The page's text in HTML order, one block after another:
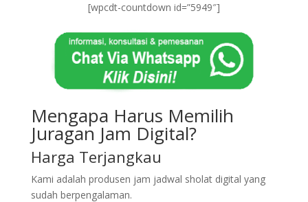
[wpcdt-countdown id=”5949″]
Mengapa Harus Memilih
Juragan Jam Digital?
Harga Terjangkau
Kami adalah produsen jam jadwal sholat digital yang
sudah berpengalaman.